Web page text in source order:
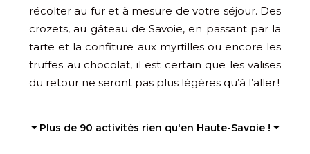
récolter au fur et à mesure de votre séjour. Des
crozets, au gâteau de Savoie, en passant par la
tarte et la confiture aux myrtilles ou encore les
truffes au chocolat, il est certain que les valises
du retour ne seront pas plus légères qu’à l’aller !
⏷ Plus de 90 activités rien qu'en Haute-Savoie ! ⏷